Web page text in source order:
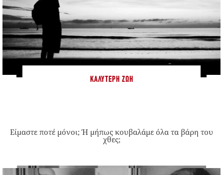
ΚΑΛΎΤΕΡΗ ΖΩΉ
Είμαστε ποτέ μόνοι; Ή μήπως κουβαλάμε όλα τα βάρη του
χθες;